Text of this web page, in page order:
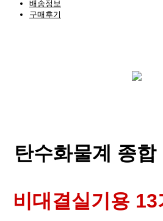
배송정보
구매후기
탄수화물계 종합
비대결실기용